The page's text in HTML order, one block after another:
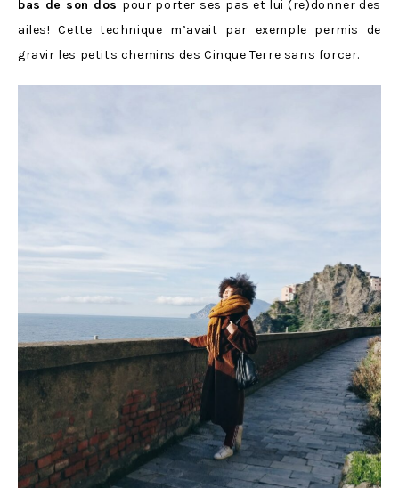
bas de son dos pour porter ses pas et lui (re)donner des
ailes! Cette technique m’avait par exemple permis de
gravir les petits chemins des Cinque Terre sans forcer.